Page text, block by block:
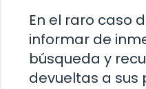
En el raro caso
informar de
búsqueda y
devueltas a sus